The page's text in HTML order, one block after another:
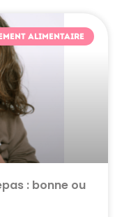
ALIMENTAIRE
: bonne ou